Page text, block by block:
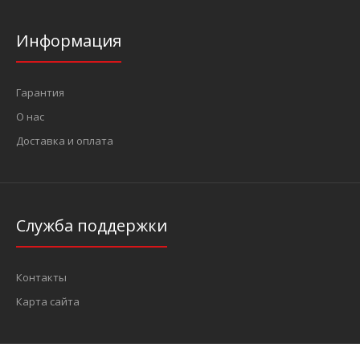
Информация
Гарантия
О нас
Доставка и оплата
Служба поддержки
Контакты
Карта сайта